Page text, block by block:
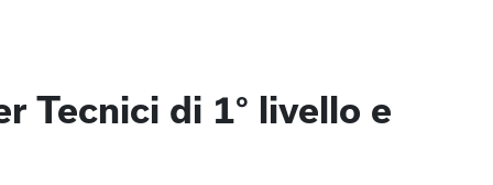
Tecnici di 1° livello e